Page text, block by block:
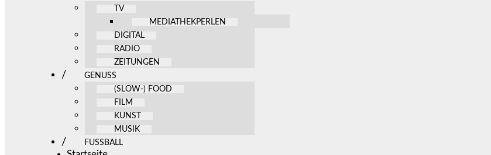
TV
MEDIATHEKPERLEN
DIGITAL
RADIO
ZEITUNGEN
GENUSS
(SLOW-) FOOD
FILM
KUNST
MUSIK
FUSSBALL